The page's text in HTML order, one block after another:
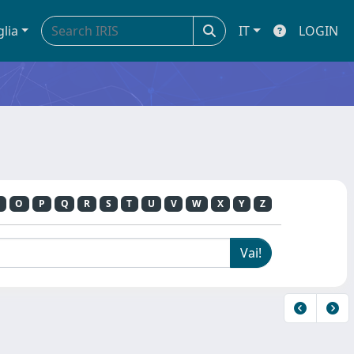
IT LOGIN
O P Q R S T U V W X Y Z